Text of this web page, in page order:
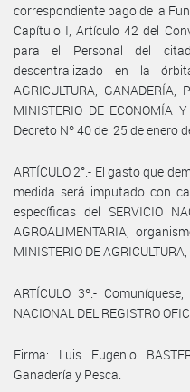
correspondiente pago de la
Capítulo I, Artículo 42 del
para el Personal del
descentralizado en la
AGRICULTURA,
MINISTERIO DE ECONOMÍA
Decreto Nº 40 del 25 de enero
ARTÍCULO 2°.- El gasto que
medida será imputado con
específicas del SERVICIO
AGROALIMENTARIA,
MINISTERIO DE
ARTÍCULO 3º.-
NACIONAL DEL REGISTRO
Firma: Luis Eugenio
Ganadería y Pesca.